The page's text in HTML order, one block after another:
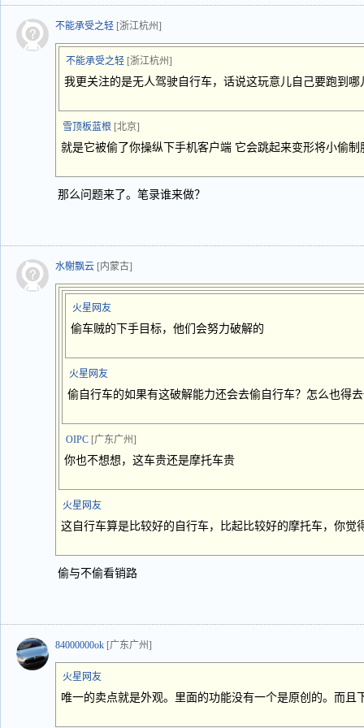
不能承受之轻 [浙江杭州]
不能承受之轻 [浙江杭州]
我更关注的是无人驾驶自行车，话说这玩意儿自己要跑到哪
雪顶板蓝根 [北京]
就是它被偷了你操纵下手机客户端 它会跳起来变形将小偷
那么问题来了。笔录谁来做？
水榭飘云 [内蒙古]
火星网友
偷车贼的下手目标，他们会努力破解的
火星网友
偷自行车的如果有这破解能力还会去偷自行车？怎么也得
OIPC [广东广州]
你也不想想，这车贵还是摩托车贵
火星网友
这自行车算是比较好的自行车，比起比较好的摩托车，你觉
偷与不偷看销路
84000000ok [广东广州]
火星网友
唯一的卖点就是外观。里面的功能没有一个是原创的。而且